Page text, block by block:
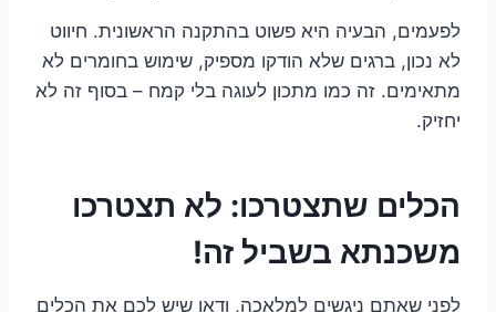
לפעמים, הבעיה היא פשוט בהתקנה הראשונית. חיווט
לא נכון, ברגים שלא הודקו מספיק, שימוש בחומרים לא
מתאימים. זה כמו מתכון לעוגה בלי קמח – בסוף זה לא
יחזיק.
הכלים שתצטרכו: לא תצטרכו
משכנתא בשביל זה!
לפני שאתם ניגשים למלאכה, ודאו שיש לכם את הכלים